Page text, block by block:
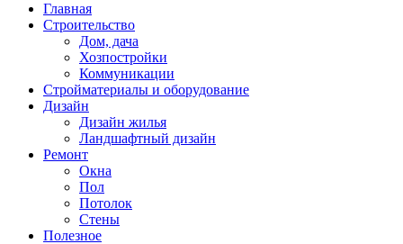
Главная
Строительство
Дом, дача
Хозпостройки
Коммуникации
Стройматериалы и оборудование
Дизайн
Дизайн жилья
Ландшафтный дизайн
Ремонт
Окна
Пол
Потолок
Стены
Полезное